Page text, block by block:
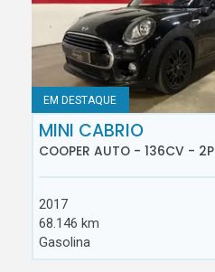
EM DESTAQUE
MINI CABRIO
COOPER AUTO - 136CV - 2P
2017
68.146 km
Gasolina